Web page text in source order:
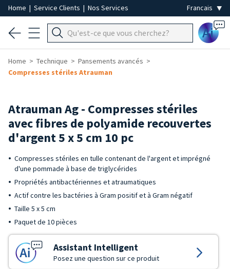
Home | Service Clients | Nos Services
Ai
Home Technique
Pansements avancés
Compresses stériles Atrauman
Atrauman Ag - Compresses stériles
avec fibres de polyamide recouvertes
d'argent 5 x 5 cm 10 pc
Compresses stériles en tulle contenant de l'argent et imprégné
d'une pommade à base de triglycérides
Propriétés antibactériennes et atraumatiques
Actif contre les bactéries à Gram positif et à Gram négatif
Taille 5 x 5 cm
Paquet de 10 pièces
Assistant Intelligent
Posez une question sur ce produit